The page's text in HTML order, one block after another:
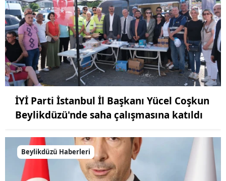
İYİ Parti İstanbul İl Başkanı Yücel Coşkun
Beylikdüzü'nde saha çalışmasına katıldı
Beylikdüzü Haberleri